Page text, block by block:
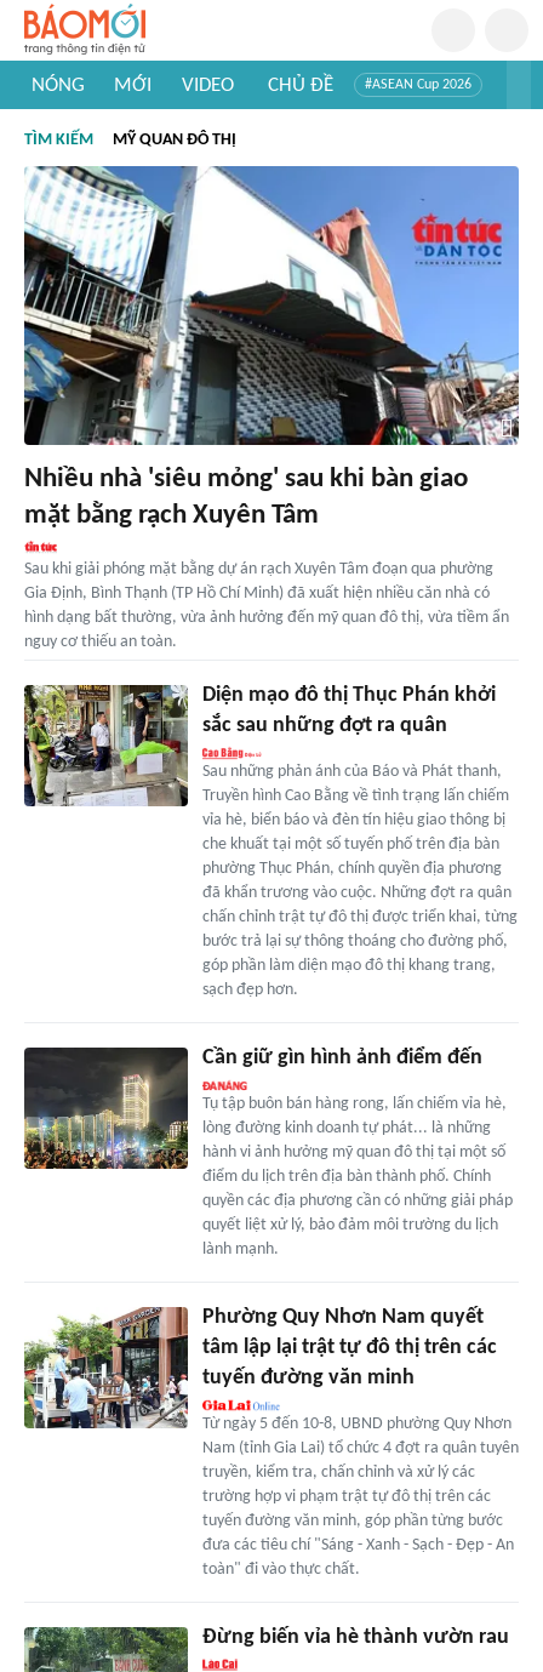
NÓNG MỚI VIDEO CHỦ ĐỀ #ASEAN Cup 2026
#Khám phá thế giới
TÌM KIẾM MỸ QUAN ĐÔ THỊ
Nhiều nhà 'siêu mỏng' sau khi bàn giao
mặt bằng rạch Xuyên Tâm
Sau khi giải phóng mặt bằng dự án rạch Xuyên Tâm đoạn qua phường
Gia Định, Bình Thạnh (TP Hồ Chí Minh) đã xuất hiện nhiều căn nhà có
hình dạng bất thường, vừa ảnh hưởng đến mỹ quan đô thị, vừa tiềm ẩn
nguy cơ thiếu an toàn.
Diện mạo đô thị Thục Phán khởi
sắc sau những đợt ra quân
Sau những phản ánh của Báo và Phát thanh,
Truyền hình Cao Bằng về tình trạng lấn chiếm
vỉa hè, biển báo và đèn tín hiệu giao thông bị
che khuất tại một số tuyến phố trên địa bàn
phường Thục Phán, chính quyền địa phương
đã khẩn trương vào cuộc. Những đợt ra quân
chấn chỉnh trật tự đô thị được triển khai, từng
bước trả lại sự thông thoáng cho đường phố,
góp phần làm diện mạo đô thị khang trang,
sạch đẹp hơn.
Cần giữ gìn hình ảnh điểm đến
Tụ tập buôn bán hàng rong, lấn chiếm vỉa hè,
lòng đường kinh doanh tự phát... là những
hành vi ảnh hưởng mỹ quan đô thị tại một số
điểm du lịch trên địa bàn thành phố. Chính
quyền các địa phương cần có những giải pháp
quyết liệt xử lý, bảo đảm môi trường du lịch
lành mạnh.
Phường Quy Nhơn Nam quyết
tâm lập lại trật tự đô thị trên các
tuyến đường văn minh
Từ ngày 5 đến 10-8, UBND phường Quy Nhơn
Nam (tỉnh Gia Lai) tổ chức 4 đợt ra quân tuyên
truyền, kiểm tra, chấn chỉnh và xử lý các
trường hợp vi phạm trật tự đô thị trên các
tuyến đường văn minh, góp phần từng bước
đưa các tiêu chí "Sáng - Xanh - Sạch - Đẹp - An
toàn" đi vào thực chất.
Đừng biến vỉa hè thành vườn rau